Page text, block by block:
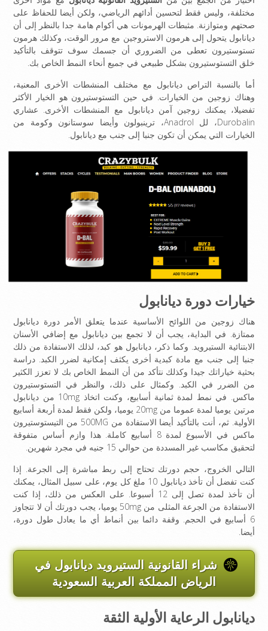
مختلفة، وليس فقط لتحسين أدائهم الرياضي، ولكن أيضا للحفاظ على
صحتهم ومتوازنة. مثبطات الهرمونات هي أكوام هامة جدا بالنظر إلى أن
ديانابول يتحول إلى هرمون الاستروجين مع مرور الوقت، وكذلك هرمون
تستوستيرون تعطى من الضروري أن جسمك سوف تتوقف بالتأكيد
خلق التستوستيرون بشكل طبيعي في جميع أنحاء النمط الخاص بك.
أما بالنسبة التراص ديانابول مع مختلف المنشطات الأخرى المعنية،
وهناك زوجين من الخيارات. في حين التستوستيرون هو الخيار الأكثر
تفضيلا، يمكنك زوجين آمن ديانابول مع المنشطات الأخرى. عشاري
Durobalin، لل Anadrol، ترينبولون وأيضا سوستانون وكومة من
الخيارات التي يمكن أن تكون جنبا إلى جنب مع ديانابول.
خيارات دورة ديانابول
هناك زوجين من اللوائح الأساسية عندما يتعلق الأمر دورة ديانابول
ممتازة. في البداية، يجب أن لا تجمع بين ديانابول مع إضافي الأسنان
الابتنائية الستيرويد. وكما ذكر، ديانابول هو كبد، لذلك الاستفادة من ذلك
جنبا إلى جنب مع مادة كبدية أخرى يكثف إمكانية لضرر الكبد. دراسة
بحثية خياراتك جيدا وكذلك نتأكد من أن النمط الخاص بك لا تعزز الكثير
من الضرر في الكبد. وكمثال على ذلك، والنظر في التستوستيرون
ماكس. في نمط لمدة ثمانية أسابيع، وكنت اتخاذ 10mg من ديانابول
مرتين يوميا لمدة عموما من 20mg يوميا، ولكن فقط لمدة أربعة أسابيع
الأولية. ثم، أنت بالتأكيد أيضا الاستفادة من 500MG من التيستوستيرون
ماكس في الأسبوع لمدة 8 أسابيع كاملة. هذا وازم أساس متفوقة
لتحقيق مكاسب غير المسددة من حوالي 15 جنيه في مجرد شهرين.
التالي الخروج، حجم دورتك تحتاج إلى ربط مباشرة إلى الجرعة. إذا
كنت تفضل أن تأخذ ديانابول 10 ملغ كل يوم، على سبيل المثال، يمكنك
أن تأخذ لمدة تصل إلى 12 أسبوعا. على العكس من ذلك، إذا كنت
الاستفادة من الجرعة المثلى من 50mg يوميا، يجب دورتك أن لا تتجاوز
6 أسابيع في الحجم. وقفة دائما بين أنماط أي ما يعادل طول دورة،
أيضا.
شراء القانونية الستيرويد ديانابول في
الرياض المملكة العربية السعودية
ديانابول الرعاية الأولية الثقة